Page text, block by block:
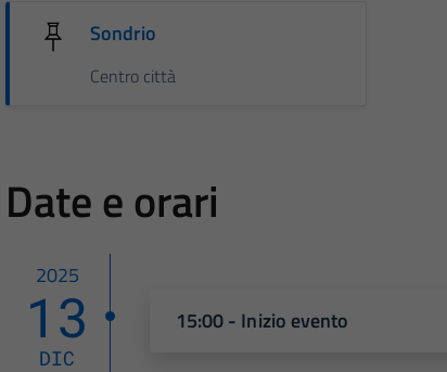
Sondrio
Centro città
Date e orari
2025
13
DIC
15:00 - Inizio evento